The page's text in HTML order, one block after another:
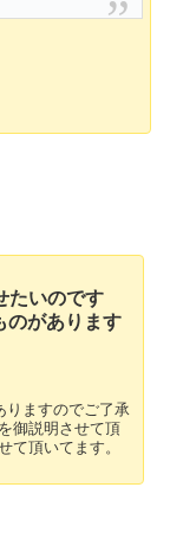
たいのです
のがあります
りますのでご了承
御説明させて頂
て頂いてます。